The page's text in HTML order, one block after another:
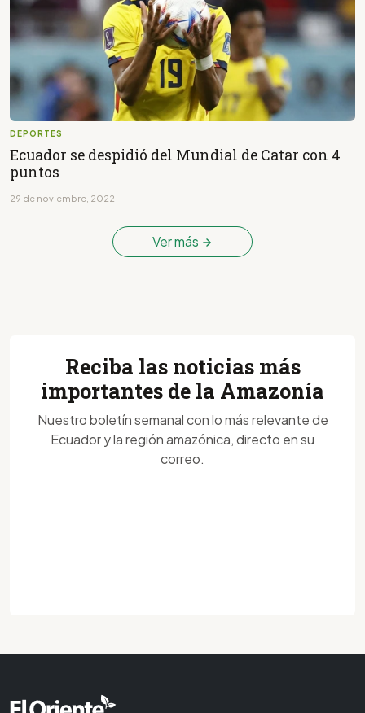
DEPORTES
Ecuador se despidió del Mundial de Catar con 4
puntos
29 de noviembre, 2022
Ver más
Reciba las noticias más
importantes de la Amazonía
Nuestro boletín semanal con lo más relevante de
Ecuador y la región amazónica, directo en su
correo.